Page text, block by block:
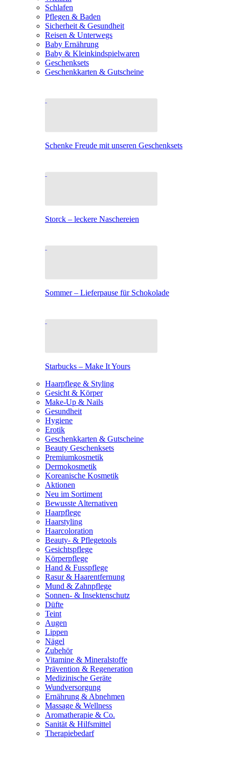
Schlafen
Pflegen & Baden
Sicherheit & Gesundheit
Reisen & Unterwegs
Baby Ernährung
Baby & Kleinkindspielwaren
Geschenksets
Geschenkkarten & Gutscheine
Schenke Freude mit unseren Geschenksets
Storck – leckere Naschereien
Sommer – Lieferpause für Schokolade
Starbucks – Make It Yours
Haarpflege & Styling
Gesicht & Körper
Make-Up & Nails
Gesundheit
Hygiene
Erotik
Geschenkkarten & Gutscheine
Beauty Geschenksets
Premiumkosmetik
Dermokosmetik
Koreanische Kosmetik
Aktionen
Neu im Sortiment
Bewusste Alternativen
Haarpflege
Haarstyling
Haarcoloration
Beauty- & Pflegetools
Gesichtspflege
Körperpflege
Hand & Fusspflege
Rasur & Haarentfernung
Mund & Zahnpflege
Sonnen- & Insektenschutz
Düfte
Teint
Augen
Lippen
Nägel
Zubehör
Vitamine & Mineralstoffe
Prävention & Regeneration
Medizinische Geräte
Wundversorgung
Ernährung & Abnehmen
Massage & Wellness
Aromatherapie & Co.
Sanität & Hilfsmittel
Therapiebedarf